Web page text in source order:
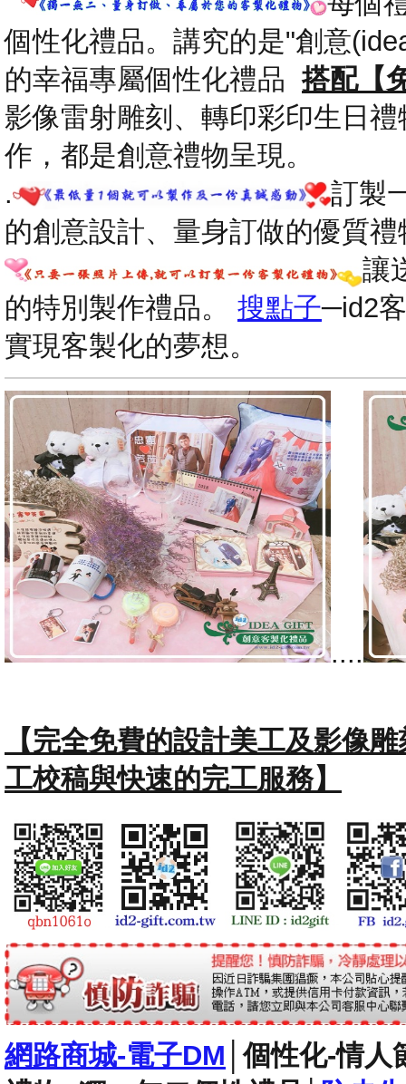
個性化禮品。講究的是"創意
的幸福專屬個性化禮品搭配【
影像雷射雕刻、轉印彩印生日禮
作，都是創意禮物呈現。
.
訂製
的創意設計、量身訂做的優質禮
讓
的特別製作禮品。 搜點子─id2
實現客製化的夢想。
....
【完全免費的設計美工及影像
工校稿與快速的完工服務】
網路商城-電子DM │個性化-情人